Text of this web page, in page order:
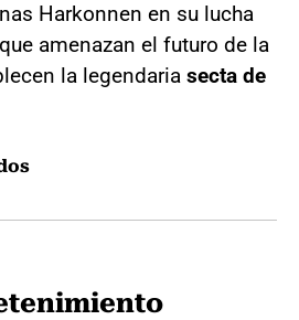
Harkonnen en su lucha
amenazan el futuro de la
la legendaria secta de